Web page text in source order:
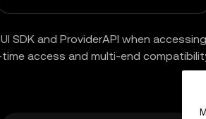
SDK and ProviderAPI when
access and multi-end